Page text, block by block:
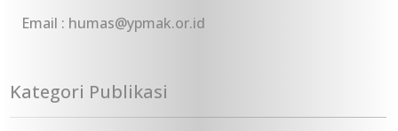
Email : humas@ypmak.or.id
Kategori Publikasi